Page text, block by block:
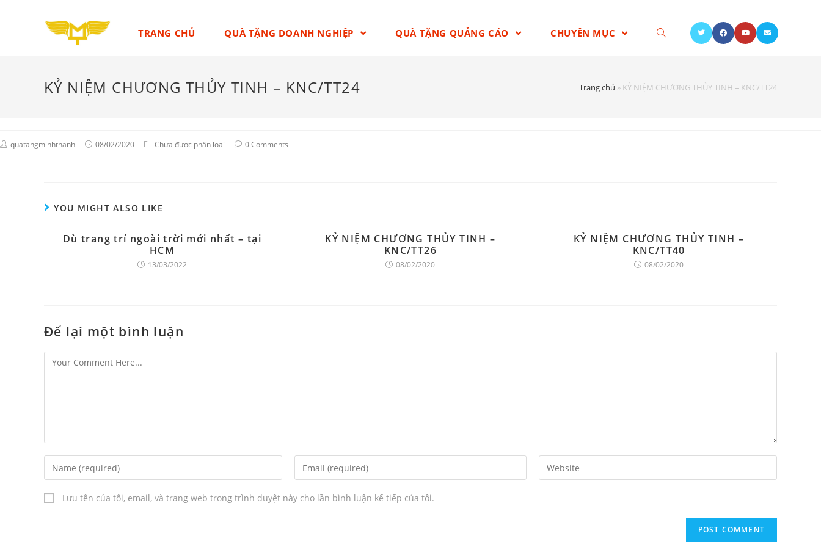
TRANG CHỦ QUÀ TẶNG DOANH NGHIỆP QUÀ TẶNG QUẢNG CÁO CHUYÊN MỤC
KỶ NIỆM CHƯƠNG THỦY TINH – KNC/TT24 Trang chủ » KỶ NIỆM CHƯƠNG THỦY TINH – KNC/TT24
quatangminhthanh 08/02/2020 Chưa được phân loại 0 Comments
YOU MIGHT ALSO LIKE
Dù trang trí ngoài trời mới nhất – tại
HCM
13/03/2022
KỶ NIỆM CHƯƠNG THỦY TINH –
KNC/TT26
08/02/2020
KỶ NIỆM CHƯƠNG THỦY TINH –
KNC/TT40
08/02/2020
Để lại một bình luận
Lưu tên của tôi, email, và trang web trong trình duyệt này cho lần bình luận kế tiếp của tôi.